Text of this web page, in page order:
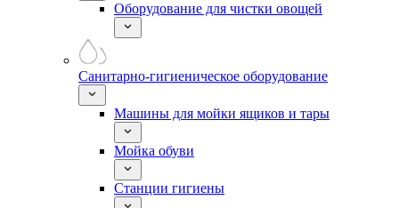
Оборудование для чистки овощей
Санитарно-гигиеническое оборудование
Машины для мойки ящиков и тары
Мойка обуви
Станции гигиены